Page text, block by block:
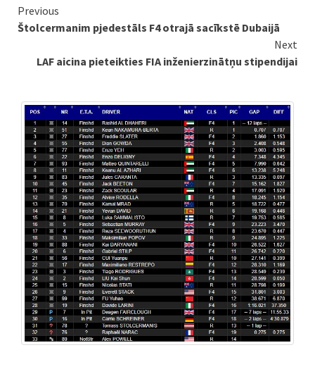
Continue
Reading
Previous
Štolcermanim pjedestāls F4 otrajā sacīkstē Dubaijā
Next
LAF aicina pieteikties FIA inženierzinātņu stipendijai